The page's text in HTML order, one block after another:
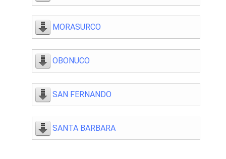
MORASURCO
OBONUCO
SAN FERNANDO
SANTA BARBARA